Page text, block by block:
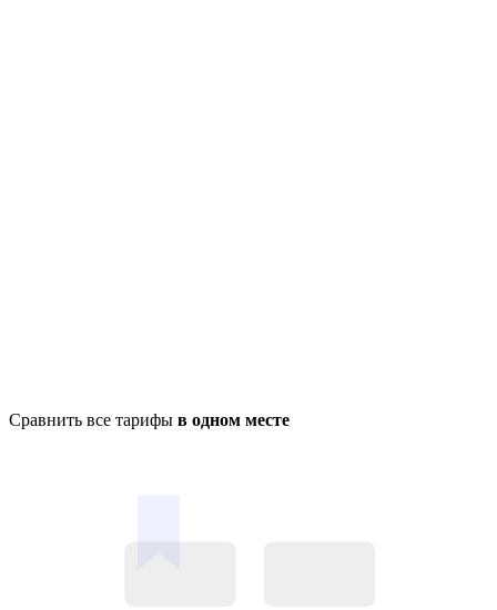
Сравнить все тарифы в одном месте